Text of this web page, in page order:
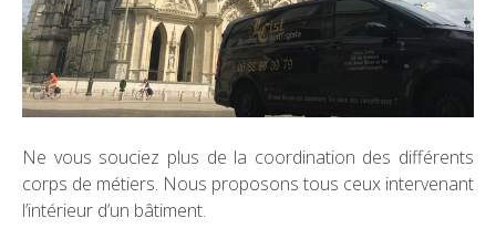
Ne vous souciez plus de la coordination des différents
corps de métiers. Nous proposons tous ceux intervenant
l’intérieur d’un bâtiment.